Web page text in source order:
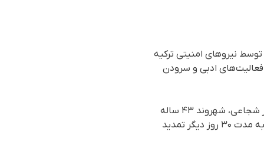
نیروهای امنیتی ترکیه
فعالیت‌های ادبی و سرودن
بر اساس گزارش رسیدە بە سازمان حقوق بشری هەنگاو، روز شنبە ١٥ فروردین ١٤٠٤، قرار بازداشت بهروز شجاعی، شهروند ۴۳ ساله
اهل شهر قطور و عضو انجمن فرهنگی و هنری «سورئاوا» و پدر سه فرزند، توسط دستگاه قضایی ترکیه به مدت ۳۰ روز دیگر تمدید